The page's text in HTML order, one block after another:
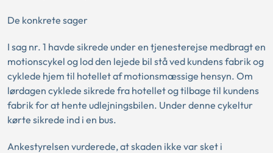
De konkrete sager
I sag nr. 1 havde sikrede under en tjenesterejse medbragt en
motionscykel og lod den lejede bil stå ved kundens fabrik og
cyklede hjem til hotellet af motionsmæssige hensyn. Om
lørdagen cyklede sikrede fra hotellet og tilbage til kundens
fabrik for at hente udlejningsbilen. Under denne cykeltur
kørte sikrede ind i en bus.
Ankestyrelsen vurderede, at skaden ikke var sket i